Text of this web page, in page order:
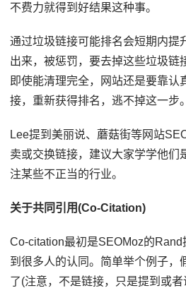
不费力就得到好结果这种事。
通过垃圾链接可能排名会短期内提
出来，被惩罚，要去掉这些垃圾链
即使能清理完全，网站还是要靠认
接，重新获得排名，逃不掉这一步。
Lee提到美丽说、蘑菇街等网站
卖或交换链接，建议大家学学他们
注某些不正当的行业。
关于共同引用(Co-Citation)
Co-citation最初是SEOMoz的
到很多人的认同。简单举个例子，
了(注意，不是链接，只是提到或